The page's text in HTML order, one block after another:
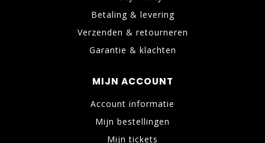
Betaling & levering
Verzenden & retourneren
Garantie & klachten
MIJN ACCOUNT
Account informatie
Mijn bestellingen
Mijn tickets